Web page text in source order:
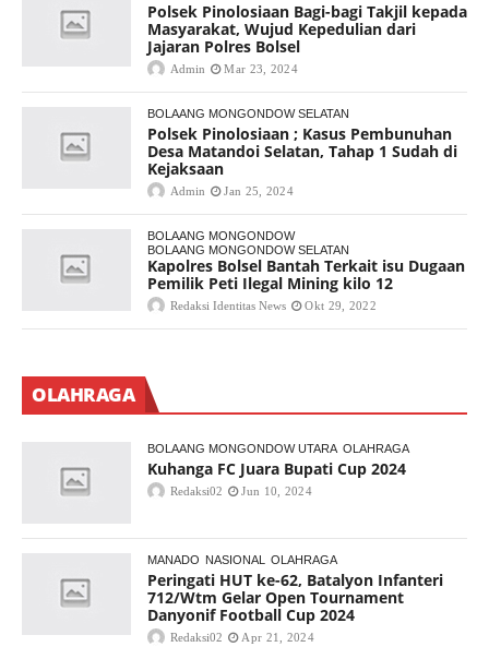
Polsek Pinolosiaan Bagi-bagi Takjil kepada
Masyarakat, Wujud Kepedulian dari
Jajaran Polres Bolsel
Admin Mar 23, 2024
BOLAANG MONGONDOW SELATAN
Polsek Pinolosiaan ; Kasus Pembunuhan
Desa Matandoi Selatan, Tahap 1 Sudah di
Kejaksaan
Admin Jan 25, 2024
BOLAANG MONGONDOW
BOLAANG MONGONDOW SELATAN
Kapolres Bolsel Bantah Terkait isu Dugaan
Pemilik Peti Ilegal Mining kilo 12
Redaksi Identitas News Okt 29, 2022
OLAHRAGA
BOLAANG MONGONDOW UTARA OLAHRAGA
Kuhanga FC Juara Bupati Cup 2024
Redaksi02 Jun 10, 2024
MANADO NASIONAL OLAHRAGA
Peringati HUT ke-62, Batalyon Infanteri
712/Wtm Gelar Open Tournament
Danyonif Football Cup 2024
Redaksi02 Apr 21, 2024